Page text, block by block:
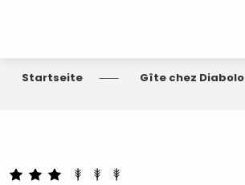
Startseite Gîte chez Diabolo